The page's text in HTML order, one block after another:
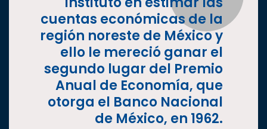
cuentas económicas de la
región noreste de México y
ello le mereció ganar el
segundo lugar del Premio
Anual de Economía, que
otorga el Banco Nacional
de México, en 1962.